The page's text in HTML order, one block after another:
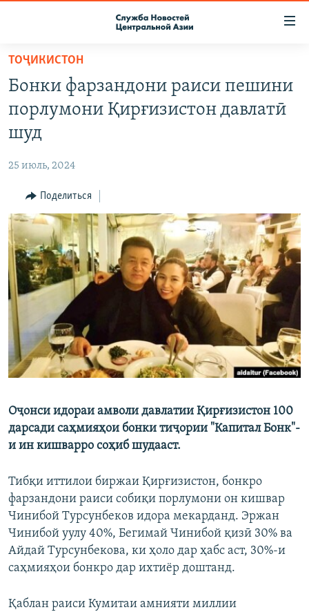
Вернуться
основному
содержанию
Вернутся
главной
Вернутся
поиску
О ПРОЕКТЕ
ПОДПИСКА
КОНТАКТЫ
НАСТОЯЩЕЕ ВРЕМЯ
МИГРАНТ МЕДИА
ТОҶИКИСТОН
Бонки фарзандони раиси пешини
порлумони Қирғизистон давлатӣ
шуд
25 июль, 2024
Поделиться
Оҷонси идораи амволи давлатии Қирғизистон 100
дарсади саҳмияҳои бонки тиҷории "Капитал Бонк"-
и ин кишварро соҳиб шудааст.
Тибқи иттилои биржаи Қирғизистон, бонкро
фарзандони раиси собиқи порлумони он кишвар
Чинибой Турсунбеков идора мекарданд. Эржан
Чинибой уулу 40%, Бегимай Чинибой қизӣ 30% ва
Айдай Турсунбекова, ки ҳоло дар ҳабс аст, 30%-и
саҳмияҳои бонкро дар ихтиёр доштанд.
Қаблан раиси Кумитаи амнияти миллии